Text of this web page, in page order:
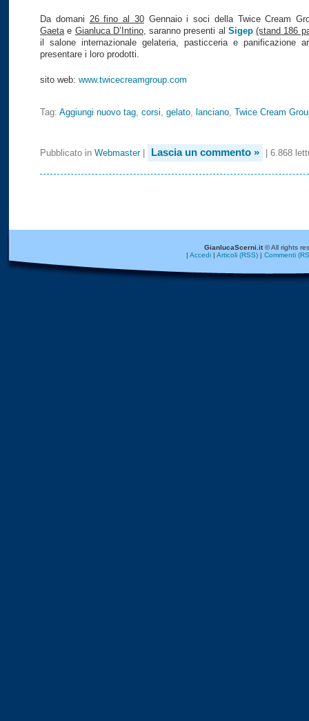
Da domani 26 fino al 30Gennaio i soci della Twice Cream
Gaetae Gianluca D’Intino, saranno presenti al Sigep (stand 186
il salone internazionale gelateria, pasticceria e panificazione
presentare i loro prodotti.
sito web: www.twicecreamgroup.com
Tag: Aggiungi nuovo tag, corsi, gelato, lanciano, Twice Cream
Pubblicato in Webmaster| Lascia un commento » | 6.868
GianlucaScerni.it© All rights
| Accedi| Articoli (RSS)| Commenti